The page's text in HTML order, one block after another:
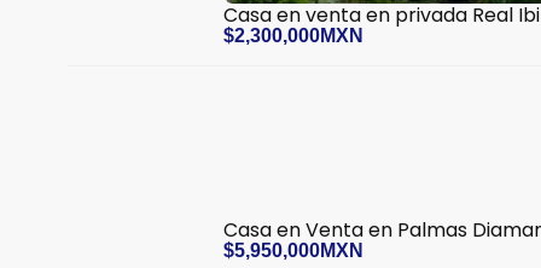
Casa en venta en privada Real
$2,300,000MXN
Casa en Venta en Palmas
$5,950,000MXN